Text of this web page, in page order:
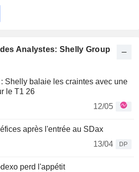
Analystes: Shelly Group
Shelly balaie les craintes avec une
le T1 26
12/05
après l'entrée au SDax
13/04
DP
perd l'appétit